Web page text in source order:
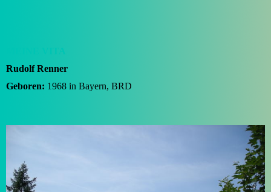
MEINE VITA
Rudolf Renner
Geboren: 1968 in Bayern, BRD